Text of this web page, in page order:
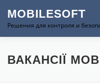
MOBILESOFT
Решения для контроля и
ГЛАВНАЯ
ВАКАНСІЇ